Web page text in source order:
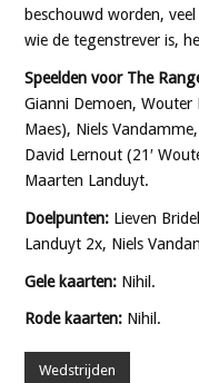
beschouwd worden,
wie de tegenstrever is,
Speelden voor The
Gianni Demoen, Wouter
Maes), Niels
David Lernout (21′
Maarten Landuyt.
Doelpunten: Lieven
Landuyt 2x, Niels
Gele kaarten: Nihil.
Rode kaarten: Nihil.
Wedstrijden